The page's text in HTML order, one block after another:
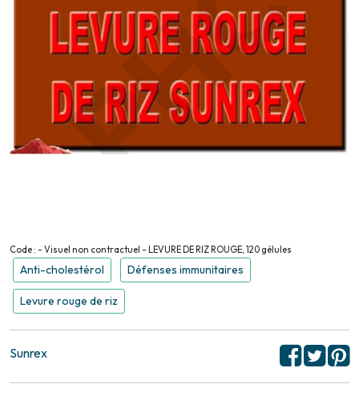
Code : - Visuel non contractuel - LEVURE DE RIZ ROUGE, 120 gélules
Anti-cholestérol Défenses immunitaires
Levure rouge de riz
Sunrex